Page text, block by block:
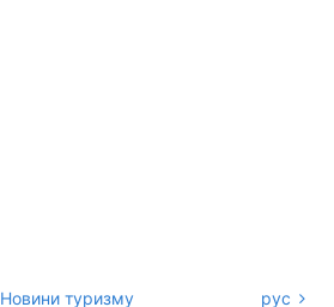
Новини туризму рус